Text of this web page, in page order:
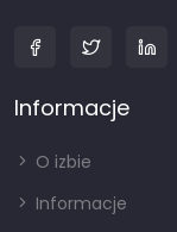
Informacje
O izbie
Informacje